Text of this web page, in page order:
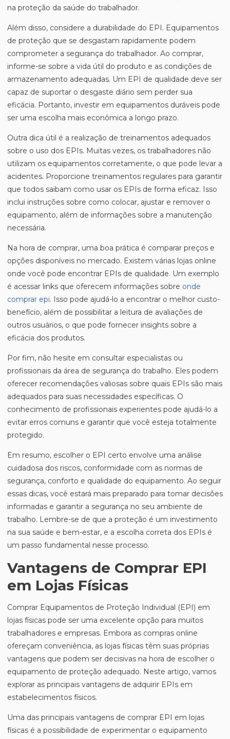
na proteção da saúde do trabalhador.
Além disso, considere a durabilidade do EPI. Equipamentos
de proteção que se desgastam rapidamente podem
comprometer a segurança do trabalhador. Ao comprar,
informe-se sobre a vida útil do produto e as condições de
armazenamento adequadas. Um EPI de qualidade deve ser
capaz de suportar o desgaste diário sem perder sua
eficácia. Portanto, investir em equipamentos duráveis pode
ser uma escolha mais econômica a longo prazo.
Outra dica útil é a realização de treinamentos adequados
sobre o uso dos EPIs. Muitas vezes, os trabalhadores não
utilizam os equipamentos corretamente, o que pode levar a
acidentes. Proporcione treinamentos regulares para garantir
que todos saibam como usar os EPIs de forma eficaz. Isso
inclui instruções sobre como colocar, ajustar e remover o
equipamento, além de informações sobre a manutenção
necessária.
Na hora de comprar, uma boa prática é comparar preços e
opções disponíveis no mercado. Existem várias lojas online
onde você pode encontrar EPIs de qualidade. Um exemplo
é acessar links que oferecem informações sobre onde
comprar epi. Isso pode ajudá-lo a encontrar o melhor custo-
benefício, além de possibilitar a leitura de avaliações de
outros usuários, o que pode fornecer insights sobre a
eficácia dos produtos.
Por fim, não hesite em consultar especialistas ou
profissionais da área de segurança do trabalho. Eles podem
oferecer recomendações valiosas sobre quais EPIs são mais
adequados para suas necessidades específicas. O
conhecimento de profissionais experientes pode ajudá-lo a
evitar erros comuns e garantir que você esteja totalmente
protegido.
Em resumo, escolher o EPI certo envolve uma análise
cuidadosa dos riscos, conformidade com as normas de
segurança, conforto e qualidade do equipamento. Ao seguir
essas dicas, você estará mais preparado para tomar decisões
informadas e garantir a segurança no seu ambiente de
trabalho. Lembre-se de que a proteção é um investimento
na sua saúde e bem-estar, e a escolha correta dos EPIs é
um passo fundamental nesse processo.
Vantagens de Comprar EPI
em Lojas Físicas
Comprar Equipamentos de Proteção Individual (EPI) em
lojas físicas pode ser uma excelente opção para muitos
trabalhadores e empresas. Embora as compras online
ofereçam conveniência, as lojas físicas têm suas próprias
vantagens que podem ser decisivas na hora de escolher o
equipamento de proteção adequado. Neste artigo, vamos
explorar as principais vantagens de adquirir EPIs em
estabelecimentos físicos.
Uma das principais vantagens de comprar EPI em lojas
físicas é a possibilidade de experimentar o equipamento